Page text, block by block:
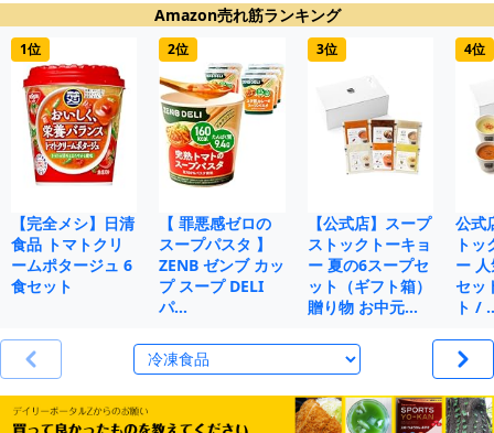
Amazon売れ筋ランキング
1位
【完全メシ】日清
食品 トマトクリ
ームポタージュ 6
食セット
2位
【 罪悪感ゼロの
スープパスタ 】
ZENB ゼンブ カッ
プ スープ DELI
パ…
3位
【公式店】スープ
ストックトーキョ
ー 夏の6スープセ
ット（ギフト箱）
贈り物 お中元…
4位
公式
ト
ー
セッ
ト /